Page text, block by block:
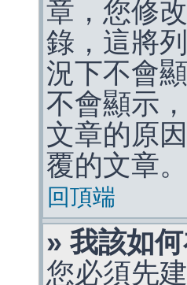
章，您修
錄，這將
況下不會
不會顯示
文章的原
覆的文章。
回頂端
» 我該如
您必須先